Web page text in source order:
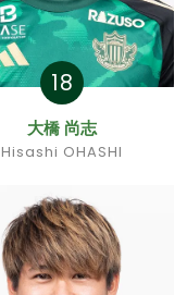
18
大橋 尚志
Hisashi OHASHI